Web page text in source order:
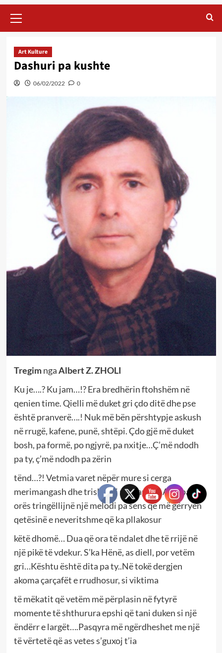
Menu
Art Kulture
Dashuri pa kushte
06/02/2022 0
TregimngaAlbert Z. ZHOLI
Ku je….? Ku jam…!? Era bredhërin ftohshëm në
qenien time. Qielli më duket gri çdo ditë dhe pse
është pranverë….! Nuk më bën përshtypje askush
në rrugë, kafene, punë, shtëpi. Çdo gjë më duket
bosh, pa formë, po ngjyrë, pa nxitje…Ç’më ndodh
pa ty, ç’më ndodh pa zërin
tënd…?! Vetmia varet nëpër mure si cerga
merimangash dhe trishtimi më kaplon. Akrepat e
orës tringëllijnë një melodi pa sens që më gërryen
qetësinë e neveritshme që ka pllakosur
këtë dhomë… Dua që ora të ndalet dhe të rrijë në
një pikë të vdekur. S’ka Hënë, as diell, por vetëm
gri…Kështu është dita pa ty..Në tokë dergjen
akoma çarçafët e rrudhosur, si viktima
të mëkatit që vetëm më përplasin në fytyrë
momente të shthurura epshi që tani duken si një
ëndërr e largët….Pasqyra më ngërdheshet me një
të vërtetë që as vetes s’guxoj t’ia